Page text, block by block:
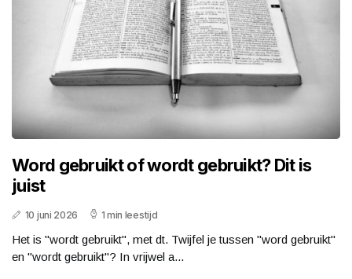
Word gebruikt of wordt gebruikt? Dit is
juist
10 juni 2026 1 min leestijd
Het is "wordt gebruikt", met dt. Twijfel je tussen "word gebruikt"
en "wordt gebruikt"? In vrijwel a...